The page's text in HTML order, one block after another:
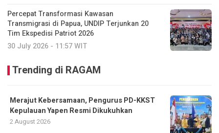
Percepat Transformasi Kawasan
Transmigrasi di Papua, UNDIP Terjunkan 20
Tim Ekspedisi Patriot 2026
30 July 2026 - 11:57 WIT
Trending di RAGAM
Merajut Kebersamaan, Pengurus PD-KKST
Kepulauan Yapen Resmi Dikukuhkan
2 August 2026